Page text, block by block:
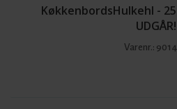
KøkkenbordsHulkehl -
UDGÅR!
Varenr.: